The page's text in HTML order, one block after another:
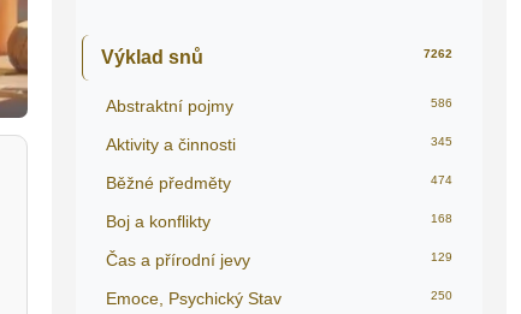
Výklad snů 7262
Abstraktní pojmy 586
Aktivity a činnosti 345
Běžné předměty 474
Boj a konflikty 168
Čas a přírodní jevy 129
Emoce, Psychický Stav 250